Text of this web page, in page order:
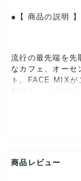
【 商品の説明 】
流行の最先端を先
なカフェ、オーセ
ト。FACE MIXが
旬のトレンドファ
トレンドを敏感
商品レビュー